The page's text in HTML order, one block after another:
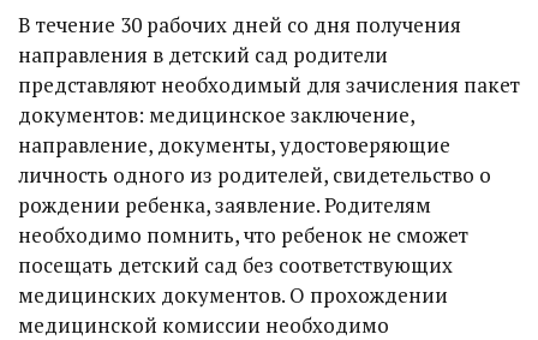
В течение 30 рабочих дней со дня получения
направления в детский сад родители
представляют необходимый для зачисления пакет
документов: медицинское заключение,
направление, документы, удостоверяющие
личность одного из родителей, свидетельство о
рождении ребенка, заявление. Родителям
необходимо помнить, что ребенок не сможет
посещать детский сад без соответствующих
медицинских документов. О прохождении
медицинской комиссии необходимо